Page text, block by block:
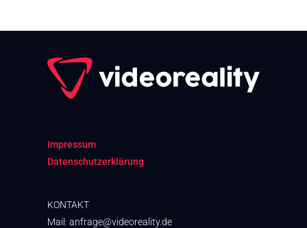
Impressum
Datenschutzerklärung
KONTAKT
Mail: anfrage@videoreality.de